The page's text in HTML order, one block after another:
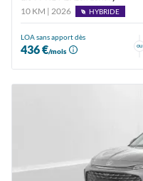
10 KM | 2026
HYBRIDE
LOA sans apport dès
436 €/mois
ou